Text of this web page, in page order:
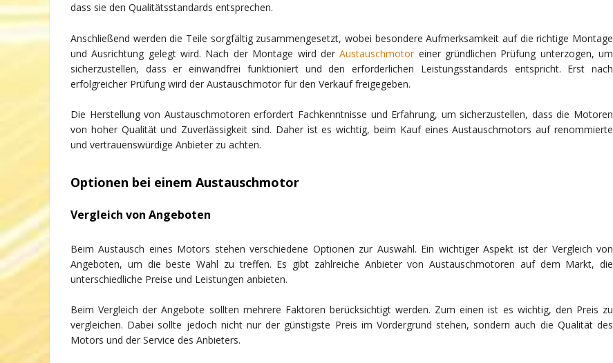
dass sie den Qualitätsstandards entsprechen.
Anschließend werden die Teile sorgfältig zusammengesetzt, wobei besondere Aufmerksamkeit auf die richtige Montage
und Ausrichtung gelegt wird. Nach der Montage wird derAustauschmotor einer gründlichen Prüfung unterzogen, um
sicherzustellen, dass er einwandfrei funktioniert und den erforderlichen Leistungsstandards entspricht. Erst nach
erfolgreicher Prüfung wird der Austauschmotor für den Verkauf freigegeben.
Die Herstellung von Austauschmotoren erfordert Fachkenntnisse und Erfahrung, um sicherzustellen, dass die Motoren
von hoher Qualität und Zuverlässigkeit sind. Daher ist es wichtig, beim Kauf eines Austauschmotors auf renommierte
und vertrauenswürdige Anbieter zu achten.
Optionen bei einem Austauschmotor
Vergleich von Angeboten
Beim Austausch eines Motors stehen verschiedene Optionen zur Auswahl. Ein wichtiger Aspekt ist der Vergleich von
Angeboten, um die beste Wahl zu treffen. Es gibt zahlreiche Anbieter von Austauschmotoren auf dem Markt, die
unterschiedliche Preise und Leistungen anbieten.
Beim Vergleich der Angebote sollten mehrere Faktoren berücksichtigt werden. Zum einen ist es wichtig, den Preis zu
vergleichen. Dabei sollte jedoch nicht nur der günstigste Preis im Vordergrund stehen, sondern auch die Qualität des
Motors und der Service des Anbieters.